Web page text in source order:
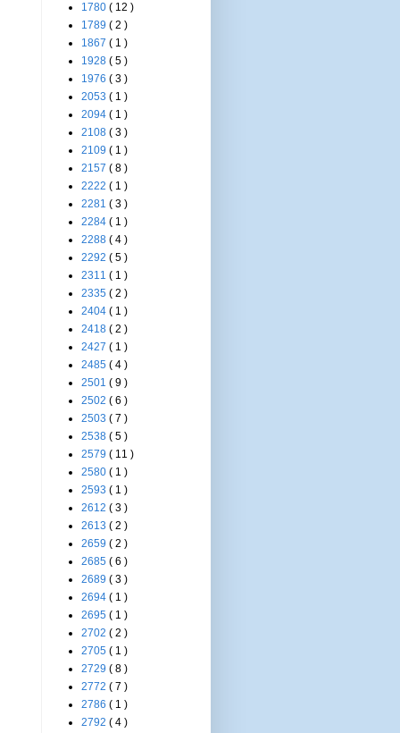
1780 ( 12 )
1789 ( 2 )
1867 ( 1 )
1928 ( 5 )
1976 ( 3 )
2053 ( 1 )
2094 ( 1 )
2108 ( 3 )
2109 ( 1 )
2157 ( 8 )
2222 ( 1 )
2281 ( 3 )
2284 ( 1 )
2288 ( 4 )
2292 ( 5 )
2311 ( 1 )
2335 ( 2 )
2404 ( 1 )
2418 ( 2 )
2427 ( 1 )
2485 ( 4 )
2501 ( 9 )
2502 ( 6 )
2503 ( 7 )
2538 ( 5 )
2579 ( 11 )
2580 ( 1 )
2593 ( 1 )
2612 ( 3 )
2613 ( 2 )
2659 ( 2 )
2685 ( 6 )
2689 ( 3 )
2694 ( 1 )
2695 ( 1 )
2702 ( 2 )
2705 ( 1 )
2729 ( 8 )
2772 ( 7 )
2786 ( 1 )
2792 ( 4 )